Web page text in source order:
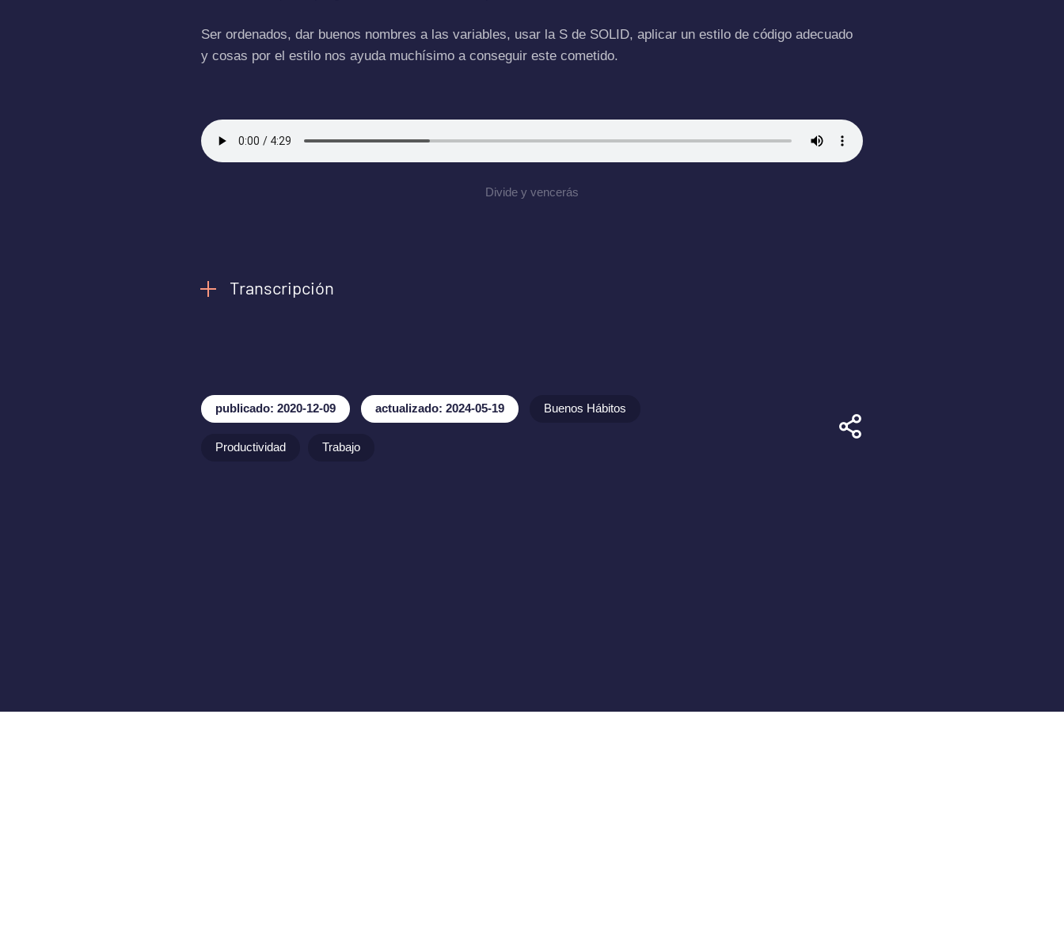
Ser ordenados, dar buenos nombres a las variables, usar la S de SOLID, aplicar un estilo de código adecuado
y cosas por el estilo nos ayuda muchísimo a conseguir este cometido.
Divide y vencerás
Transcripción
publicado: 2020-12-09 actualizado: 2024-05-19 Buenos Hábitos
Productividad Trabajo